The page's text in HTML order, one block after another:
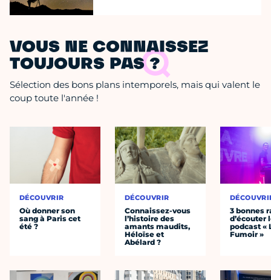
VOUS NE CONNAISSEZ
TOUJOURS PAS ?
Sélection des bons plans intemporels, mais qui valent le
coup toute l'année !
DÉCOUVRIR
Où donner son
sang à Paris cet
été ?
DÉCOUVRIR
Connaissez-vous
l’histoire des
amants maudits,
Héloïse et
Abélard ?
3 bonnes
d’écouter
podcast «
Fumoir »